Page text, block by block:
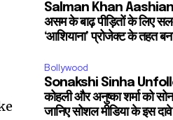
Salman Khan
असम के बाढ़ पीड़ितों के लिए
‘आशियाना’ प्रोजेक्ट के तहत
Bollywood
Sonakshi Sinha
कोहली और अनुष्का शर्मा को
जानिए सोशल मीडिया के इस